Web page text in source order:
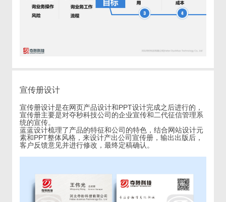
宣传册设计
宣传册设计是在网页产品设计和PPT设计完成之后进行的，
宣传册主要是对夺秒科技公司的企业宣传和二代征信管理系
统的宣传。
蓝蓝设计梳理了产品的特征和公司的特色，结合网站设计元
素和PPT整体风格，来设计产出公司宣传册，输出出版后，
客户反馈意见并进行修改，最终定稿确认。